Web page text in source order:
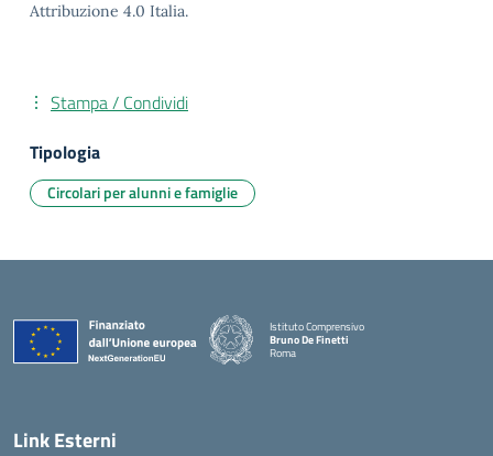
Attribuzione 4.0 Italia.
Stampa / Condividi
Tipologia
Circolari per alunni e famiglie
Istituto Comprensivo
Bruno De Finetti
Roma
Link Esterni